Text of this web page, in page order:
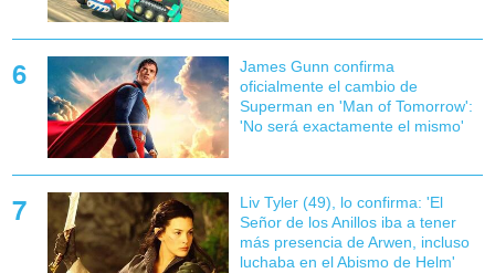
James Gunn confirma
oficialmente el cambio de
Superman en 'Man of Tomorrow':
'No será exactamente el mismo'
Liv Tyler (49), lo confirma: 'El
Señor de los Anillos iba a tener
más presencia de Arwen, incluso
luchaba en el Abismo de Helm'